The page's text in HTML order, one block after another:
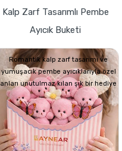
Kalp Zarf Tasarımlı Pembe
Ayıcık Buketi
Romantik kalp zarf tasarımı ve
yumuşacık pembe ayıcıklarıyla özel
anları unutulmaz kılan şık bir hediye